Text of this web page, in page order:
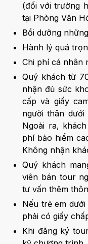
(đối với trường
tại Phòng Văn
Bồi dưỡng
Hành lý quá
Chi phí cá nhân
Quý khách từ
nhận đủ sức
cấp và giấy
người thân
Ngoài ra,
phí bảo hiểm
Không nhận
Quý khách
viên bán tour
tư vấn thêm
Nếu trẻ em
phải có giấy
Khi đăng ký